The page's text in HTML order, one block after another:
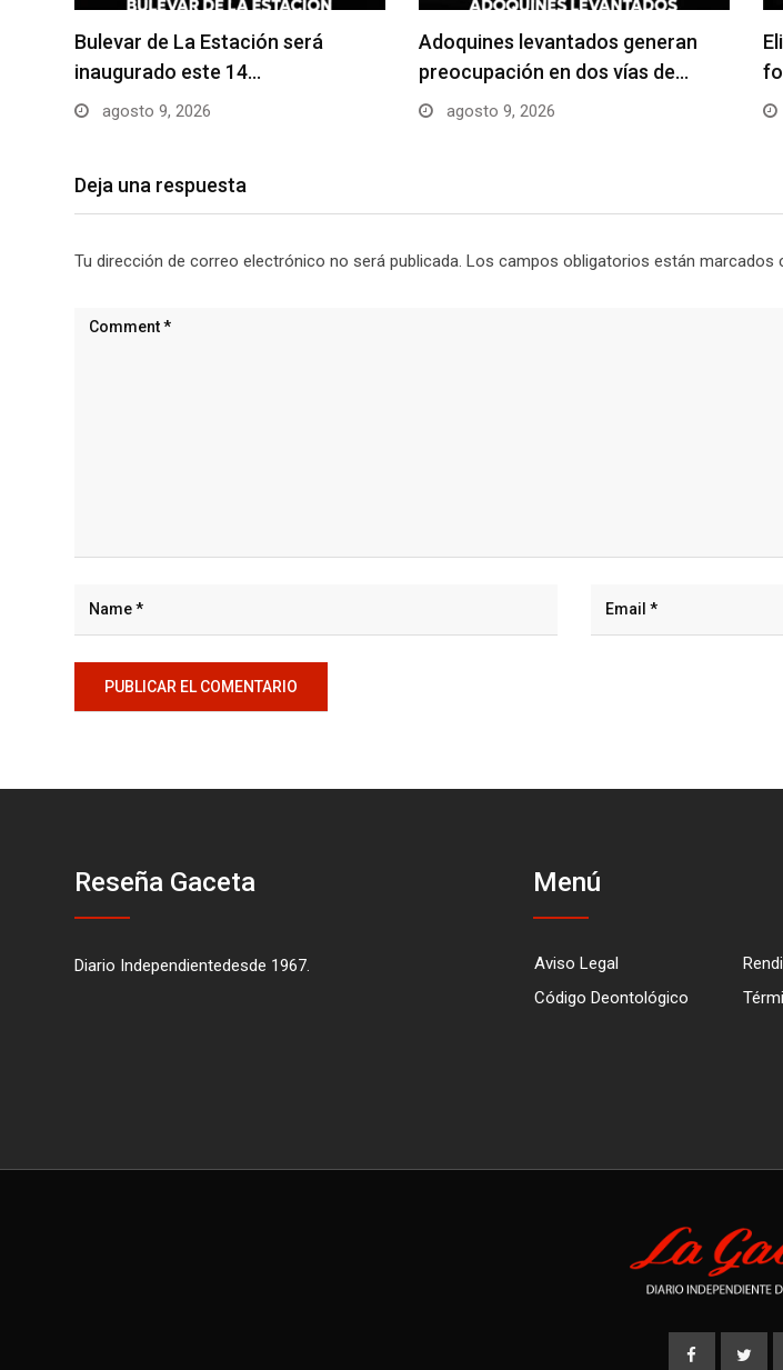
Bulevar de La Estación será
inaugurado este 14…
agosto 9, 2026
Adoquines levantados generan
preocupación en dos vías de…
agosto 9, 2026
Deja una respuesta
Tu dirección de correo electrónico no será publicada. Los campos obligatorios están marcados
Reseña Gaceta
Diario Independientedesde 1967.
Menú
Aviso Legal
Código Deontológico